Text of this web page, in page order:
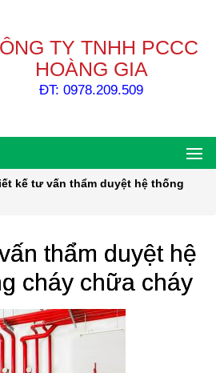
TY TNHH PCCC
HOÀNG GIA
ĐT: 0978.209.509
kế tư vấn thẩm duyệt hệ thống
thẩm duyệt hệ
cháy chữa cháy